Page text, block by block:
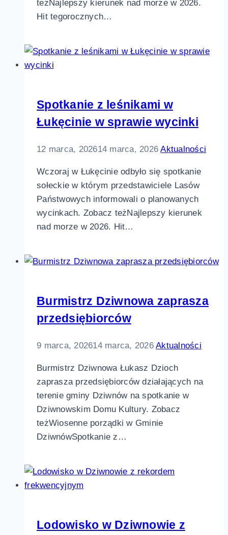
teżNajlepszy kierunek nad morze w 2026.
Hit tegorocznych…
Spotkanie z leśnikami w
Łukęcinie w sprawie wycinki
12 marca, 202614 marca, 2026 Aktualności
Wczoraj w Łukęcinie odbyło się spotkanie
sołeckie w którym przedstawiciele Lasów
Państwowych informowali o planowanych
wycinkach. Zobacz teżNajlepszy kierunek
nad morze w 2026. Hit…
Burmistrz Dziwnowa zaprasza
przedsiębiorców
9 marca, 202614 marca, 2026 Aktualności
Burmistrz Dziwnowa Łukasz Dzioch
zaprasza przedsiębiorców działających na
terenie gminy Dziwnów na spotkanie w
Dziwnowskim Domu Kultury. Zobacz
teżWiosenne porządki w Gminie
DziwnówSpotkanie z…
Lodowisko w Dziwnowie z